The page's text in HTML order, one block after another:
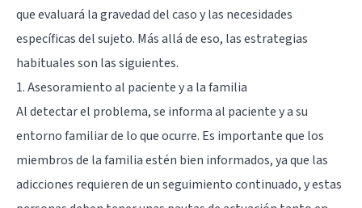
que evaluará la gravedad del caso y las necesidades
específicas del sujeto. Más allá de eso, las estrategias
habituales son las siguientes.
1. Asesoramiento al paciente y a la familia
Al detectar el problema, se informa al paciente y a su
entorno familiar de lo que ocurre. Es importante que los
miembros de la familia estén bien informados, ya que las
adicciones requieren de un seguimiento continuado, y estas